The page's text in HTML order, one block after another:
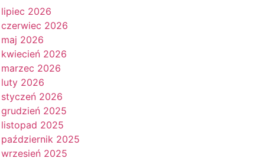
lipiec 2026
czerwiec 2026
maj 2026
kwiecień 2026
marzec 2026
luty 2026
styczeń 2026
grudzień 2025
listopad 2025
październik 2025
wrzesień 2025